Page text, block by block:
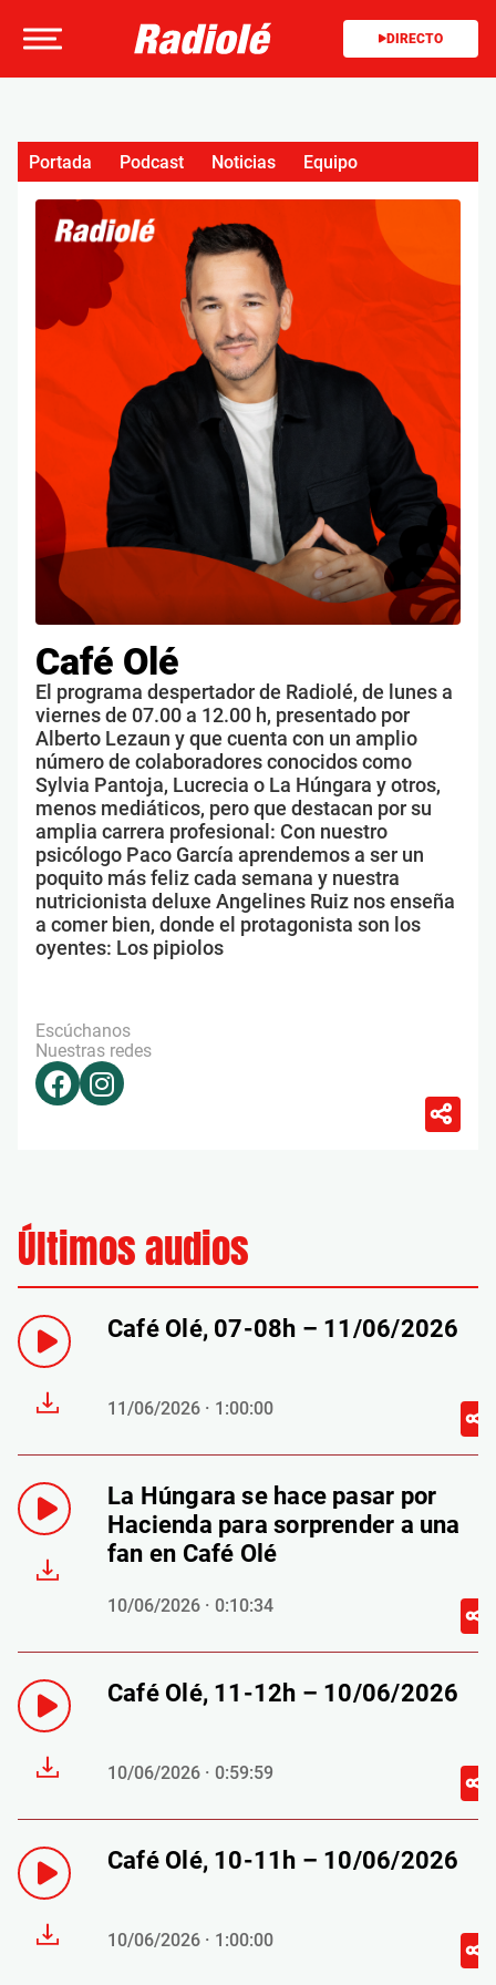
DIRECTO
Café Olé
El programa despertador de Radiolé, de lunes a
viernes de 07.00 a 12.00 h, presentado por
Alberto Lezaun y que cuenta con un amplio
número de colaboradores conocidos como
Sylvia Pantoja, Lucrecia o La Húngara y otros,
menos mediáticos, pero que destacan por su
amplia carrera profesional: Con nuestro
psicólogo Paco García aprendemos a ser un
poquito más feliz cada semana y nuestra
nutricionista deluxe Angelines Ruiz nos enseña
a comer bien, donde el protagonista son los
oyentes: Los pipiolos
Escúchanos
Nuestras redes
Portada Podcast Noticias Equipo
Últimos audios
Café Olé, 07-08h – 11/06/2026
11/06/2026 · 1:00:00
La Húngara se hace pasar por
Hacienda para sorprender a una
fan en Café Olé
10/06/2026 · 0:10:34
Café Olé, 11-12h – 10/06/2026
10/06/2026 · 0:59:59
Café Olé, 10-11h – 10/06/2026
10/06/2026 · 1:00:00